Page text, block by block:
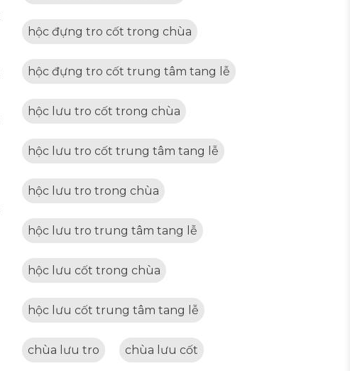
hộc đựng tro cốt trong chùa
hộc đựng tro cốt trung tâm tang lễ
hộc lưu tro cốt trong chùa
hộc lưu tro cốt trung tâm tang lễ
hộc lưu tro trong chùa
hộc lưu tro trung tâm tang lễ
hộc lưu cốt trong chùa
hộc lưu cốt trung tâm tang lễ
chùa lưu tro chùa lưu cốt